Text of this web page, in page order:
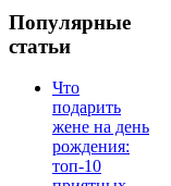
Популярные
статьи
Что
подарить
жене на день
рождения:
топ-10